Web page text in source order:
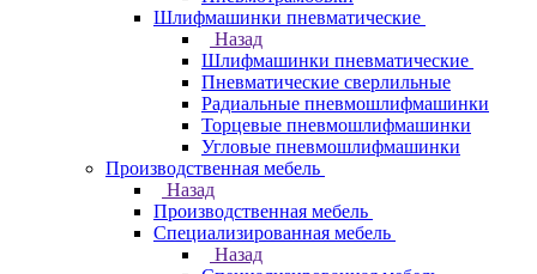
Шлифмашинки пневматические
Назад
Шлифмашинки пневматические
Пневматические сверлильные
Радиальные пневмошлифмашинки
Торцевые пневмошлифмашинки
Угловые пневмошлифмашинки
Производственная мебель
Назад
Производственная мебель
Cпециализированная мебель
Назад